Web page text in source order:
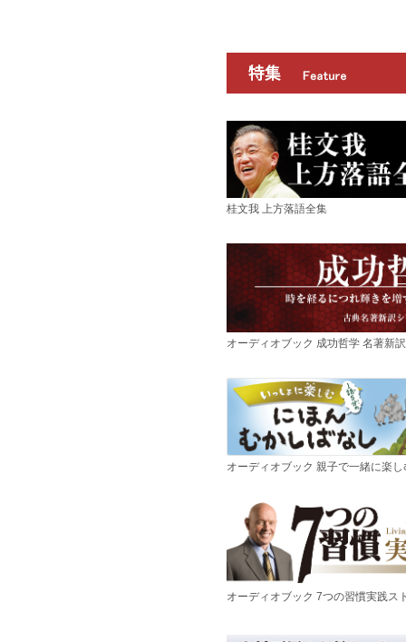
桂文我 上方落語全集
オーディオブック 成功哲学 名著新
オーディオブック 親子で一緒に楽
オーディオブック 7つの習慣実践ス